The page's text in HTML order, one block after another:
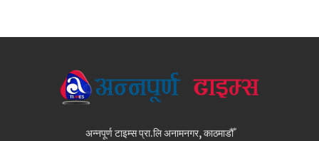
अन्नपूर्ण टाइम्स प्रा.लि अनामनगर, काठमाडौँ